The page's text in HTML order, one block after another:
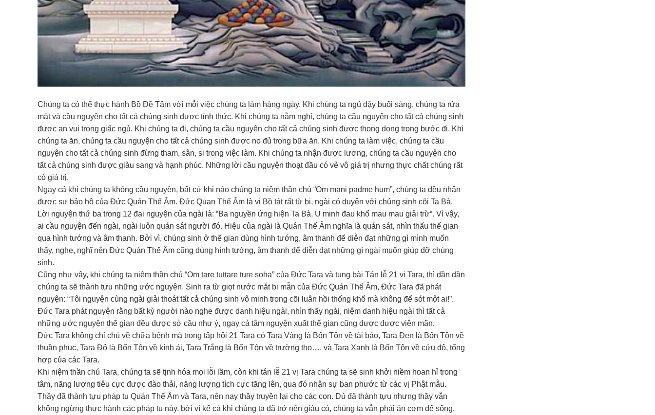
Chúng ta có thể thực hành Bồ Đề Tâm với mỗi việc chúng ta làm hàng ngày. Khi chúng ta ngủ dậy buổi sáng, chúng ta rửa
mặt và cầu nguyện cho tất cả chúng sinh được tỉnh thức. Khi chúng ta nằm nghỉ, chúng ta cầu nguyện cho tất cả chúng sinh
được an vui trong giấc ngủ. Khi chúng ta đi, chúng ta cầu nguyện cho tất cả chúng sinh được thong dong trong bước đi. Khi
chúng ta ăn, chúng ta cầu nguyện cho tất cả chúng sinh được no đủ trong bữa ăn. Khi chúng ta làm việc, chúng ta cầu
nguyện cho tất cả chúng sinh đừng tham, sân, si trong việc làm. Khi chúng ta nhận được lương, chúng ta cầu nguyện cho
tất cả chúng sinh được giàu sang và hạnh phúc. Những lời cầu nguyện thoạt đầu có vẻ vô giá trị nhưng thực chất chúng rất
có giá trị.
Ngay cả khi chúng ta không cầu nguyện, bất cứ khi nào chúng ta niệm thần chú “Om mani padme hum”, chúng ta đều nhận
được sự bảo hộ của Đức Quán Thế Âm. Đức Quan Thế Âm là vị Bồ tát rất từ bi, ngài có duyên với chúng sinh cõi Ta Bà.
Lời nguyện thứ ba trong 12 đại nguyện của ngài là: “Ba nguyền ứng hiện Ta Bà, U minh đau khổ mau mau giải trừ“. Vì vậy,
ai cầu nguyện đến ngài, ngài luôn quán sát người đó. Hiệu của ngài là Quán Thế Âm nghĩa là quán sát, nhìn thấu thế gian
qua hình tướng và âm thanh. Bởi vì, chúng sinh ở thế gian dùng hình tướng, âm thanh để diễn đạt những gì mình muốn
thấy, nghe, nghĩ nên Đức Quán Thế Âm cũng dùng hình tướng, âm thanh để diễn đạt những gì ngài muốn giúp đỡ chúng
sinh.
Cũng như vậy, khi chúng ta niệm thần chú “Om tare tuttare ture soha” của Đức Tara và tụng bài Tán lễ 21 vị Tara, thì dần dần
chúng ta sẽ thành tựu những ước nguyện. Sinh ra từ giọt nước mắt bi mẫn của Đức Quán Thế Âm, Đức Tara đã phát
nguyện: “Tôi nguyện cùng ngài giải thoát tất cả chúng sinh vô minh trong cõi luân hồi thống khổ mà không để sót một ai!”.
Đức Tara phát nguyện rằng bất kỳ người nào nghe được danh hiệu ngài, nhìn thấy ngài, niệm danh hiệu ngài thì tất cả
những ước nguyện thế gian đều được sở cầu như ý, ngay cả tâm nguyện xuất thế gian cũng được được viên mãn.
Đức Tara không chỉ chủ về chữa bệnh mà trong tập hội 21 Tara có Tara Vàng là Bổn Tôn về tài bảo, Tara Đen là Bổn Tôn về
thuần phục, Tara Đỏ là Bổn Tôn về kính ái, Tara Trắng là Bổn Tôn về trường thọ…. và Tara Xanh là Bổn Tôn về cứu độ, tổng
hợp của các Tara.
Khi niệm thần chú Tara, chúng ta sẽ tịnh hóa mọi lỗi lầm, còn khi tán lễ 21 vị Tara chúng ta sẽ sinh khởi niềm hoan hỉ trong
tâm, năng lượng tiêu cực được đào thải, năng lượng tích cực tăng lên, qua đó nhận sự ban phước từ các vị Phật mẫu.
Thầy đã thành tựu pháp tu Quán Thế Âm và Tara, nên nay thầy truyền lại cho các con. Dù đã thành tựu nhưng thầy vẫn
không ngừng thực hành các pháp tu này, bởi vì kể cả khi chúng ta đã trở nên giàu có, chúng ta vẫn phải ăn cơm để sống,